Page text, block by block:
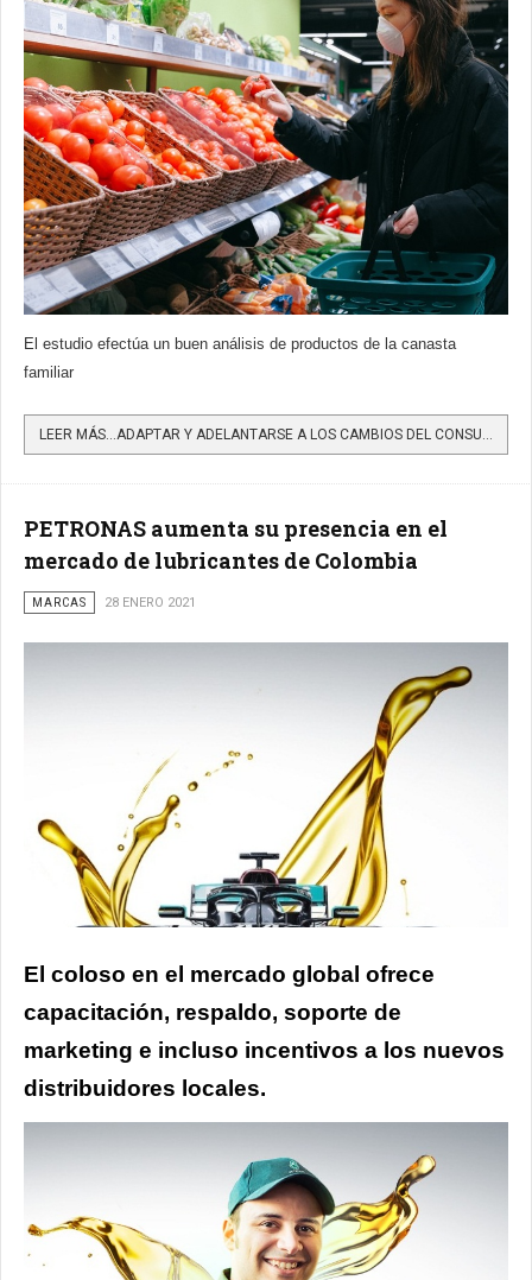
El estudio efectúa un buen análisis de productos de la canasta
familiar
LEER MÁS…ADAPTAR Y ADELANTARSE A LOS CAMBIOS DEL CONSUMIDOR PARA TRIUNFAR EN 2021
PETRONAS aumenta su presencia en el
mercado de lubricantes de Colombia
MARCAS 28 ENERO 2021
El coloso en el mercado global ofrece
capacitación, respaldo, soporte de
marketing e incluso incentivos a los nuevos
distribuidores locales.